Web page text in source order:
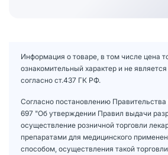
Информация о товаре, в том числе цена
ознакомительный характер и не
согласно ст.437 ГК РФ.
Согласно постановлению
697 "Об утверждении Правил выдачи
осуществление розничной торговли
препаратами для медицинского
способом, осуществления такой